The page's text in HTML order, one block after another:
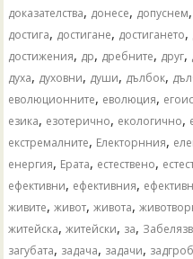
доказателства, донесе, допуснем,
достига, достигане, достигането,
достижения, др, дребните, друг,
духа, духовни, души, дълбок,
еволюционните, еволюция,
езика, езотерично, екологично,
екстремалните, Електорнния,
енергия, Ерата, естествено,
ефективни, ефективния,
живите,живот,живота,
житейска,житейски, за,
загубата, задача, задачи,